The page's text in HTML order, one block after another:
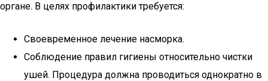
органе. В целях профилактики требуется:
Своевременное лечение насморка.
Соблюдение правил гигиены относительно чистки
ушей. Процедура должна проводиться однократно в